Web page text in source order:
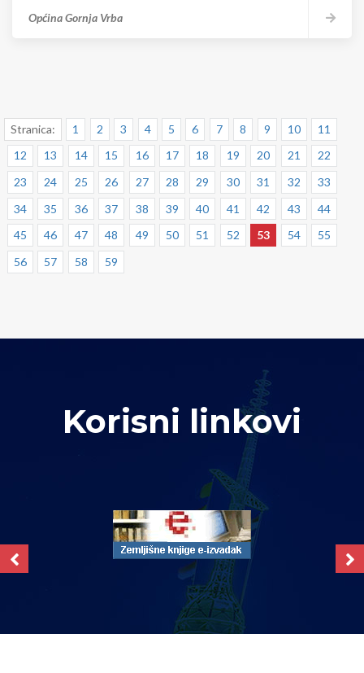
Općina Gornja Vrba
Stranica: 1 2 3 4 5 6 7 8 9 10
11
12
13 14 15 16 17 18 19 20 21
22
23
24 25 26 27 28 29 30 31 32
33
34
35 36 37 38 39 40 41 42 43
44
45
46 47 48 49 50 51 52 53 54
55
56
57 58 59
Korisni linkovi